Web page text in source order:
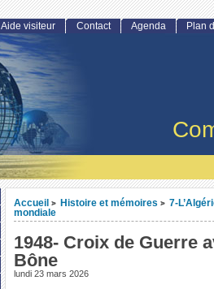
Accueil > Histoire et mémoires > 7-
mondiale
1948- Croix de Guerre
Bône
lundi 23 mars 2026
Aide visiteur Contact Agenda Plan